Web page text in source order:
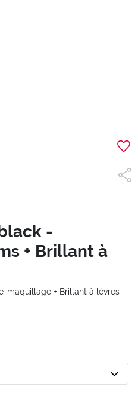
-
+ Brillant à
maquillage + Brillant à lèvres